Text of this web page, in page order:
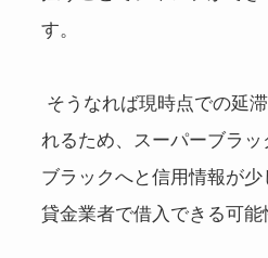
す。
そうなれば現時点での延
れるため、スーパーブラ
ブラックへと信用情報が
貸金業者で借入できる可能